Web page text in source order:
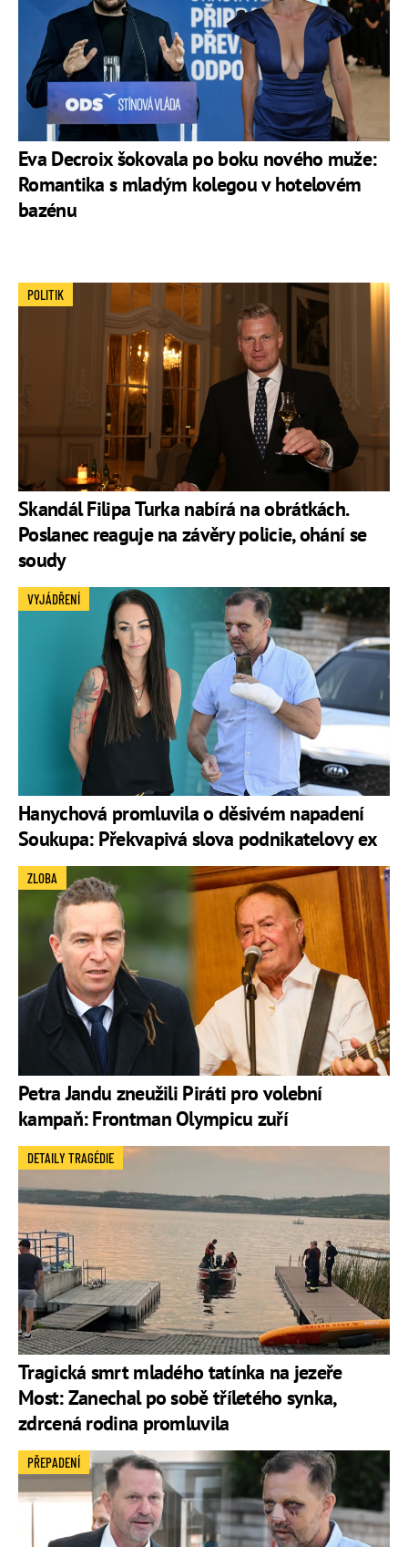
Eva Decroix šokovala po boku nového muže:
Romantika s mladým kolegou v hotelovém
bazénu
Skandál Filipa Turka nabírá na obrátkách.
Poslanec reaguje na závěry policie, ohání se
soudy
POLITIK
Hanychová promluvila o děsivém napadení
Soukupa: Překvapivá slova podnikatelovy ex
VYJÁDŘENÍ
Petra Jandu zneužili Piráti pro volební
kampaň: Frontman Olympicu zuří
ZLOBA
Tragická smrt mladého tatínka na jezeře
Most: Zanechal po sobě tříletého synka,
zdrcená rodina promluvila
DETAILY TRAGÉDIE
PŘEPADENÍ